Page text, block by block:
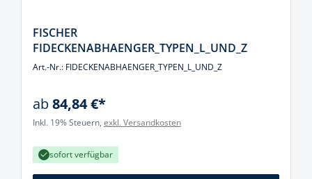
FISCHER
FIDECKENABHAENGER_TYPEN_L_UND_Z
Art.-Nr.: FIDECKENABHAENGER_TYPEN_L_UND_Z
ab84,84 €*
Inkl. 19% Steuern, exkl. Versandkosten
sofort verfügbar